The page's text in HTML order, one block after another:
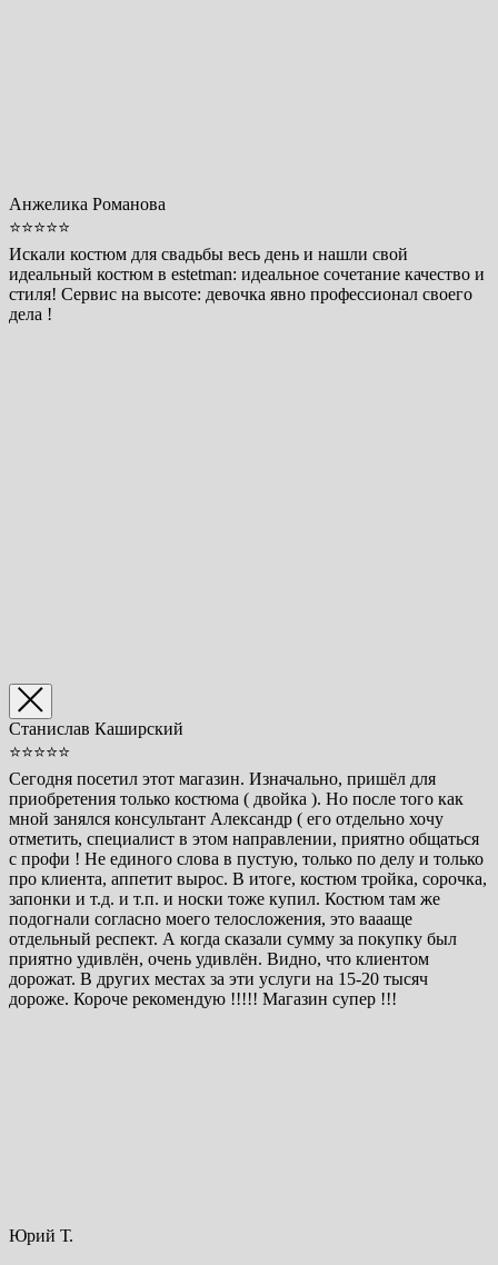
Анжелика Романова
⭐⭐⭐⭐⭐
Искали костюм для свадьбы весь день и нашли свой
идеальный костюм в estetman: идеальное сочетание качество и
стиля! Сервис на высоте: девочка явно профессионал своего
дела !
Станислав Каширский
⭐⭐⭐⭐⭐
Сегодня посетил этот магазин. Изначально, пришёл для
приобретения только костюма ( двойка ). Но после того как
мной занялся консультант Александр ( его отдельно хочу
отметить, специалист в этом направлении, приятно общаться
с профи ! Не единого слова в пустую, только по делу и только
про клиента, аппетит вырос. В итоге, костюм тройка, сорочка,
запонки и т.д. и т.п. и носки тоже купил. Костюм там же
подогнали согласно моего телосложения, это ваааще
отдельный респект. А когда сказали сумму за покупку был
приятно удивлён, очень удивлён. Видно, что клиентом
дорожат. В других местах за эти услуги на 15-20 тысяч
дороже. Короче рекомендую !!!!! Магазин супер !!!
Юрий Т.